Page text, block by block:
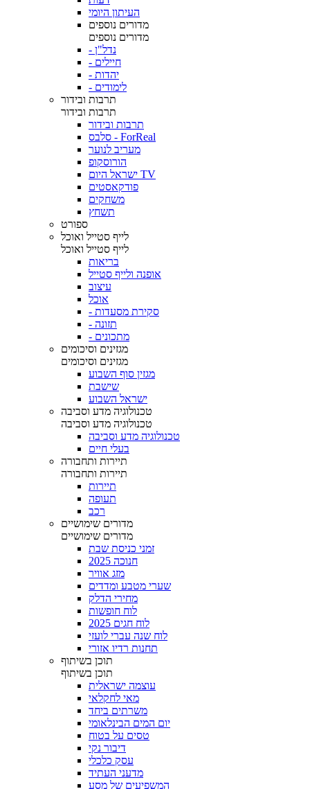
העיתון היומי
מדורים נוספים
מדורים נוספים
- נדל"ן
- חיילים
- יהדות
- לימודים
תרבות ובידור
תרבות ובידור
תרבות ובידור
סלבס - ForReal
מעריב לנוער
הורוסקופ
ישראל היום TV
פודקאסטים
משחקים
תשחץ
ספורט
לייף סטייל ואוכל
לייף סטייל ואוכל
בריאות
אופנה ולייף סטייל
עיצוב
אוכל
- סקירת מסעדות
- תזונה
- מתכונים
מגזינים וסיכומים
מגזינים וסיכומים
מגזין סוף השבוע
שישבת
ישראל השבוע
טכנולוגיה מדע וסביבה
טכנולוגיה מדע וסביבה
טכנולוגיה מדע וסביבה
בעלי חיים
תיירות ותחבורה
תיירות ותחבורה
תיירות
תעופה
רכב
מדורים שימושיים
מדורים שימושיים
זמני כניסת שבת
חנוכה 2025
מזג אוויר
שערי מטבע ומדדים
מחירי הדלק
לוח חופשות
לוח חגים 2025
לוח שנה עברי לועזי
תחנות רדיו אזורי
תוכן בשיתוף
תוכן בשיתוף
עוצמה ישראלית
מאי לחקלאי
משרתים ביחד
יום המים הבינלאומי
טסים על בטוח
דיבור נקי
עסק כלכלי
מדעני העתיד
המשפיעים של מסע